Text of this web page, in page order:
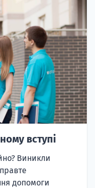
вступі
Виникли
допомоги